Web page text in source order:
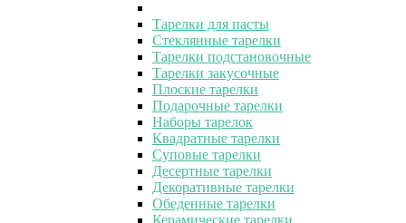
Тарелки для пасты
Стеклянные тарелки
Тарелки подстановочные
Тарелки закусочные
Плоские тарелки
Подарочные тарелки
Наборы тарелок
Квадратные тарелки
Суповые тарелки
Десертные тарелки
Декоративные тарелки
Обеденные тарелки
Керамические тарелки